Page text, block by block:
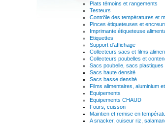
Plats témoins et rangements
Testeurs
Contrôle des températures et
Pinces étiqueteuses et
Imprimante étiqueteuse
Etiquettes
Support d'affichage
Collecteurs sacs et films
Collecteurs poubelles et
Sacs poubelle, sacs plastiques
Sacs haute densité
Sacs basse densité
Films alimentaires, aluminium
Equipements
Equipements CHAUD
Fours, cuisson
Maintien et remise en
A snacker, cuiseur riz,